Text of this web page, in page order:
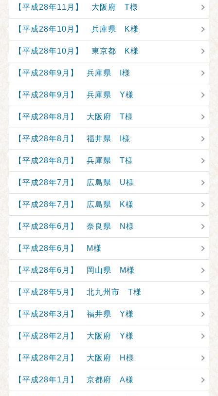
【平成28年11月】 大阪府 T様
【平成28年10月】 兵庫県 K様
【平成28年10月】 東京都 K様
【平成28年9月】 兵庫県 I様
【平成28年9月】 兵庫県 Y様
【平成28年8月】 大阪府 T様
【平成28年8月】 福井県 I様
【平成28年8月】 兵庫県 T様
【平成28年7月】 広島県 U様
【平成28年7月】 広島県 K様
【平成28年6月】 奈良県 N様
【平成28年6月】 M様
【平成28年6月】 岡山県 M様
【平成28年5月】 北九州市 T様
【平成28年3月】 福井県 Y様
【平成28年2月】 大阪府 Y様
【平成28年2月】 大阪府 H様
【平成28年1月】 京都府 A様